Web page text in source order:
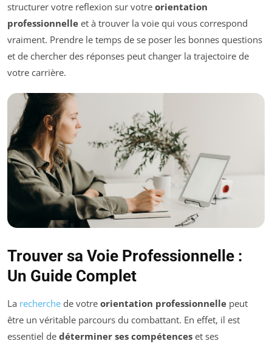
structurer votre reflexion sur votre orientation
professionnelle et à trouver la voie qui vous correspond
vraiment. Prendre le temps de se poser les bonnes questions
et de chercher des réponses peut changer la trajectoire de
votre carrière.
Trouver sa Voie Professionnelle :
Un Guide Complet
La recherche de votre orientation professionnelle peut
être un véritable parcours du combattant. En effet, il est
essentiel de déterminer ses compétences et ses